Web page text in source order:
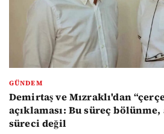
GÜNDEM
Demirtaş ve Mızraklı'dan
açıklaması: Bu süreç
süreci değil